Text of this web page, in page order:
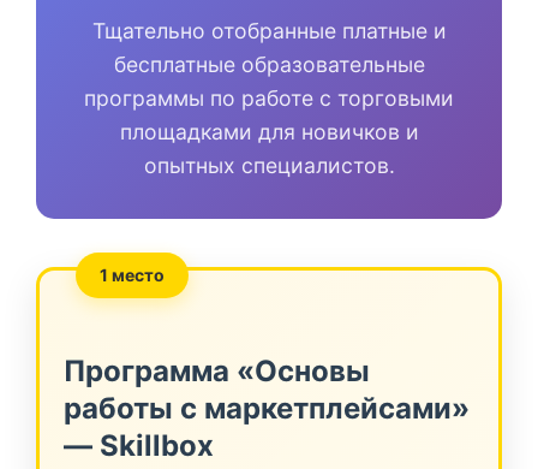
Тщательно отобранные платные и
бесплатные образовательные
программы по работе с торговыми
площадками для новичков и
опытных специалистов.
1 место
Программа «Основы
работы с маркетплейсами»
— Skillbox